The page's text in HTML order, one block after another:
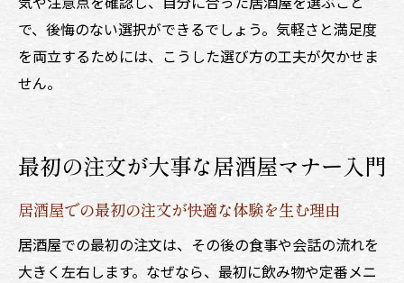
で、後悔のない選択ができるでしょう。気軽さと満足度
を両立するためには、こうした選び方の工夫が欠かせま
せん。
最初の注文が大事な居酒屋マナー入門
居酒屋での最初の注文が快適な体験を生む理由
居酒屋での最初の注文は、その後の食事や会話の流れを
大きく左右します。なぜなら、最初に飲み物や定番メニ